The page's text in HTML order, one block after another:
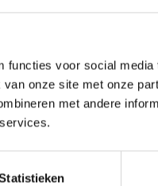
voor social media
onze site met onze
met andere